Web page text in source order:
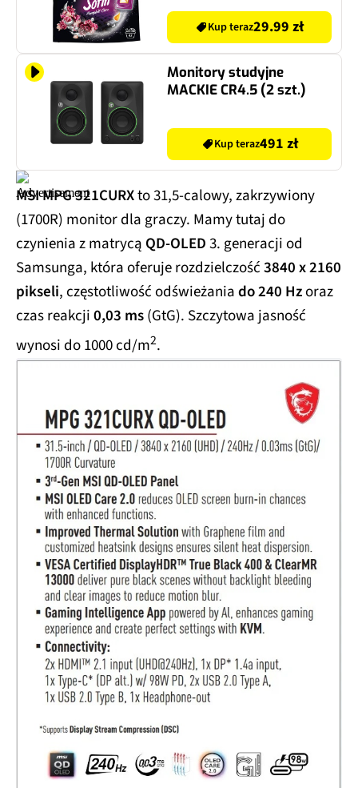
Kup teraz29.99 zł
Monitory studyjne
MACKIE CR4.5 (2 szt.)
Kup teraz491 zł
MSI MPG 321CURXto 31,5-calowy, zakrzywiony
(1700R) monitor dla graczy. Mamy tutaj do
czynienia z matrycą QD-OLED3. generacji od
Samsunga, która oferuje rozdzielczość3840 x 2160
pikseli, częstotliwość odświeżaniado 240 Hzoraz
czas reakcji0,03 ms(GtG). Szczytowa jasność
wynosi do 1000 cd/m2.